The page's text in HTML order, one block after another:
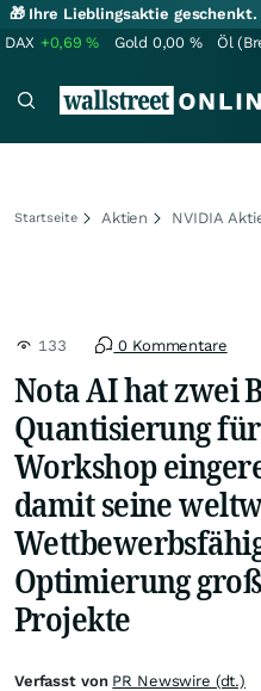
🎁 Ihre Lieblingsaktie geschenkt.
DAX +0,69% Gold 0,00 % Öl
Startseite Aktien NVIDIA
133 0 Kommentare
Nota AI hat zwei
Quantisierung
Workshop
damit seine
Optimierung
Projekte
Verfasst von PR Newswire (dt.)